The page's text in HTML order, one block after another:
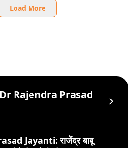
Load More
Rajendra Prasad
Jayanti: राजेंद्र बाबू